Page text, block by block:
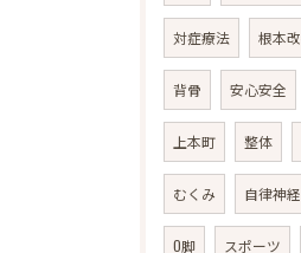
対症療法 根本
背骨 安心安全
上本町 整体
むくみ 自律神経
O脚 スポーツ